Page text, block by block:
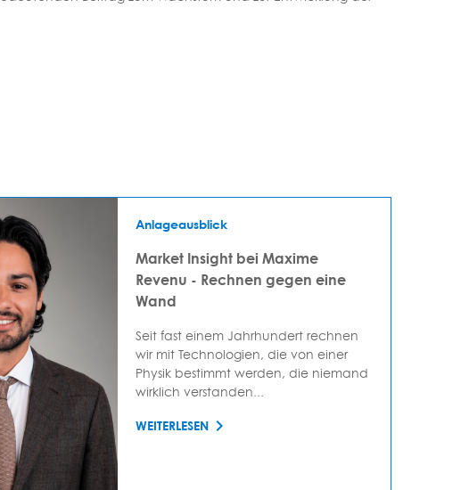
Anlageausblick
Market Insight bei Maxime
Revenu - Rechnen gegen eine
Wand
Seit fast einem Jahrhundert rechnen
wir mit Technologien, die von einer
Physik bestimmt werden, die niemand
wirklich verstanden...
WEITERLESEN